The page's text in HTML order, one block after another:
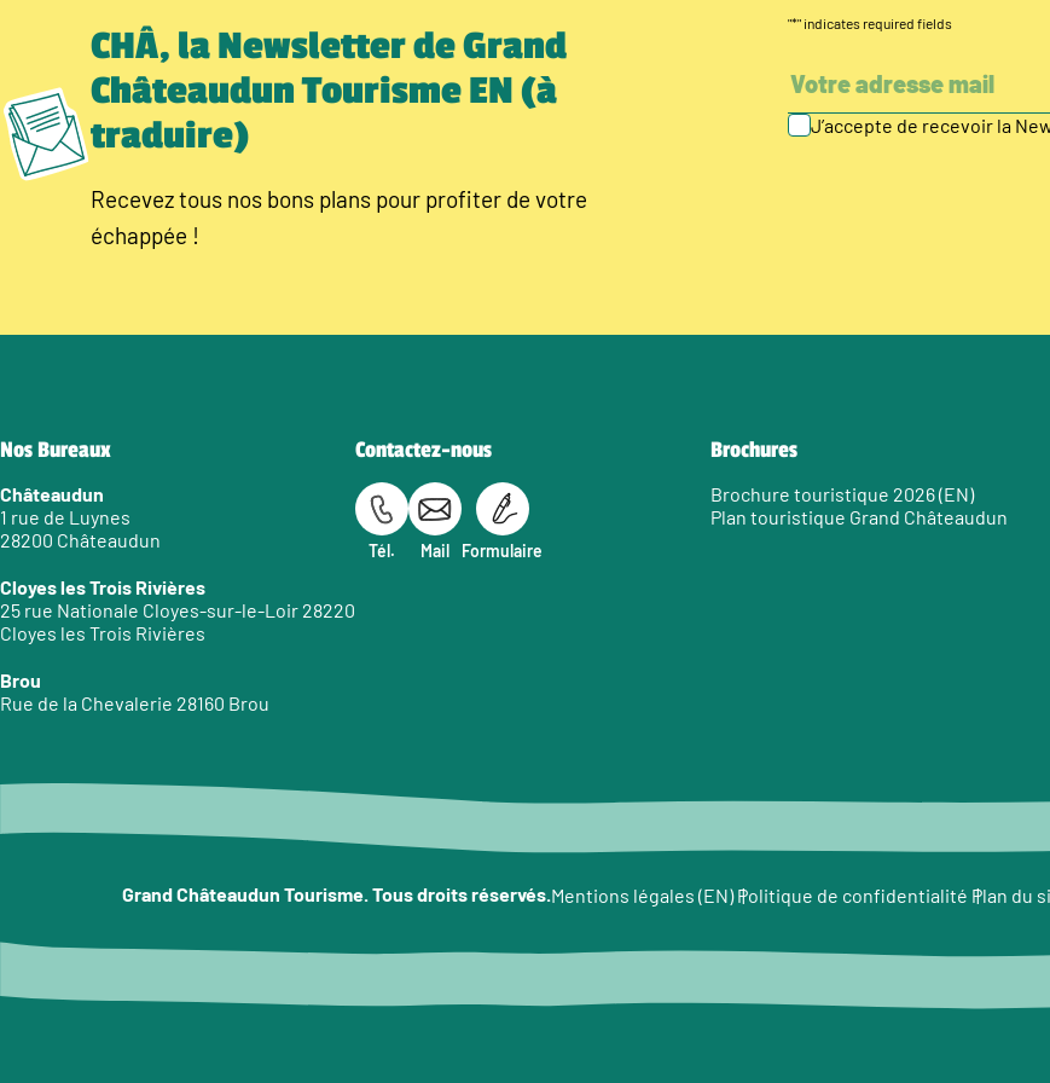
CHÂ, la Newsletter de Grand
Châteaudun Tourisme EN (à
traduire)
Recevez tous nos bons plans pour profiter de votre
échappée !
"*" indicates required fields
J’accepte de recevoir la
Nos Bureaux
Châteaudun
1 rue de Luynes
28200 Châteaudun
Cloyes les Trois Rivières
25 rue Nationale Cloyes-sur-le-Loir 28220
Cloyes les Trois Rivières
Brou
Rue de la Chevalerie 28160 Brou
Contactez-nous
Tél. Mail Formulaire
Brochures
Brochure touristique 2026 (EN)
Plan touristique Grand Châteaudun
Grand Châteaudun Tourisme. Tous droits réservés.Mentions légales (EN) Politique de confidentialité Plan du